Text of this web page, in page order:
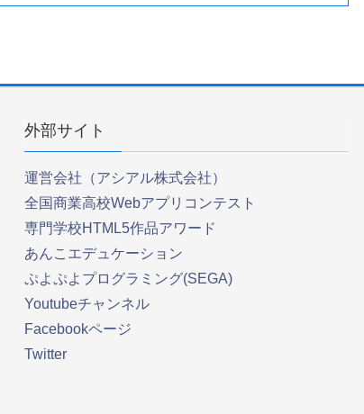
外部サイト
運営会社（アシアル株式会社）
全国商業高校Webアプリコンテスト
専門学校HTML5作品アワード
あんこエデュケーション
ぷよぷよプログラミング(SEGA)
Youtubeチャンネル
Facebookページ
Twitter